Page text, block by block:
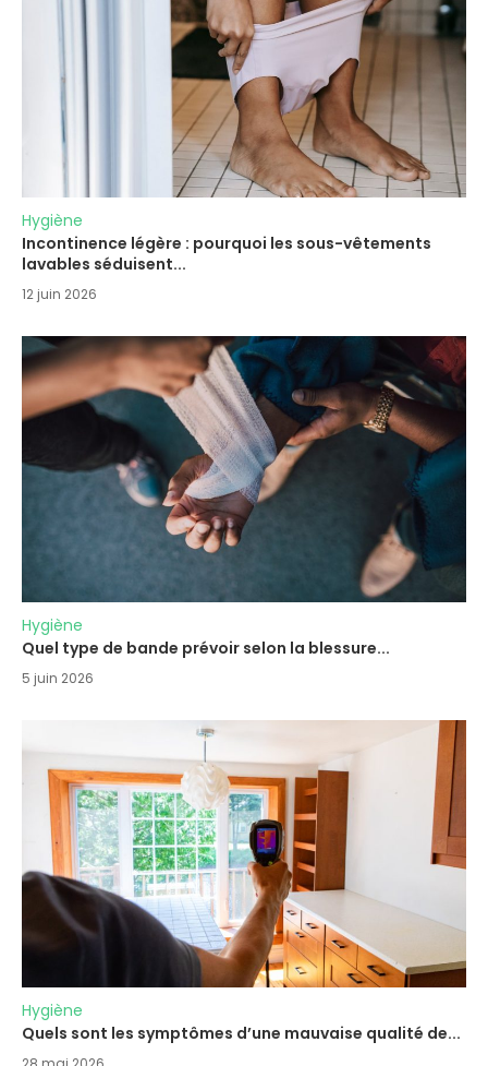
Hygiène
Incontinence légère : pourquoi les sous-vêtements
lavables séduisent...
12 juin 2026
Hygiène
Quel type de bande prévoir selon la blessure...
5 juin 2026
Hygiène
Quels sont les symptômes d’une mauvaise qualité de...